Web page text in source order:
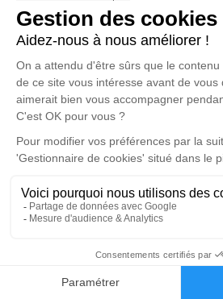
Faire-part
ou des textes. Cet endroit est un lieu
honorer la mémoire de Jorge DOS
Un service de plantation d’arbre
mardi 22 mars 2022 à 14h30
Information indisponible
Je